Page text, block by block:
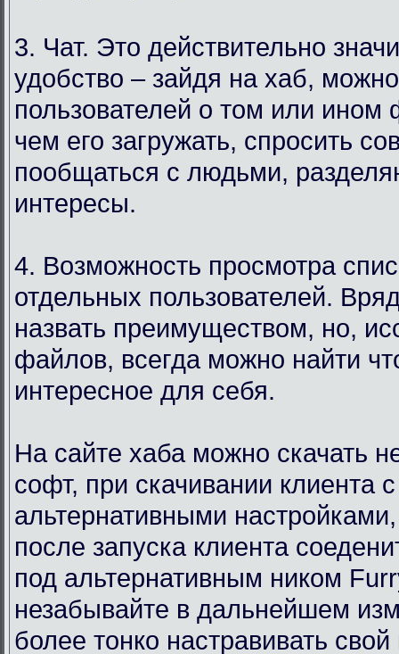
3. Чат. Это действительно
удобство – зайдя на хаб,
пользователей о том или
чем его загружать, спросить
пообщаться с людьми,
интересы.
4. Возможность просмотра
отдельных пользователей.
назвать преимуществом, но,
файлов, всегда можно найти
интересное для себя.
На сайте хаба можно скачать
софт, при скачивании клиента с
альтернативными
после запуска клиента
под альтернативным ником
незабывайте в дальнейшем
более тонко настравивать свой